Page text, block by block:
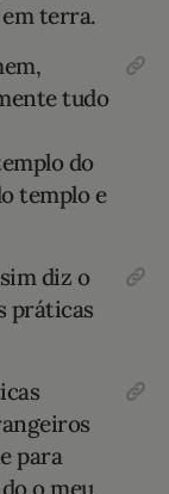
terra.
tudo
do
templo e
diz o
práticas
para
o meu